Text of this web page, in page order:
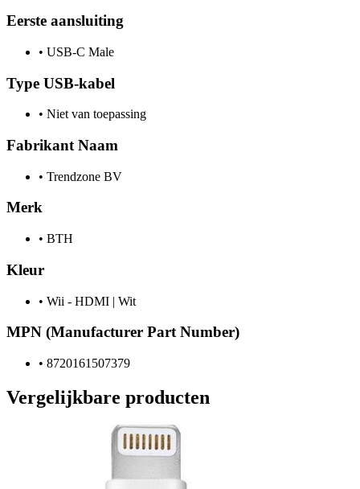
Eerste aansluiting
• USB-C Male
Type USB-kabel
• Niet van toepassing
Fabrikant Naam
• Trendzone BV
Merk
• BTH
Kleur
• Wii - HDMI | Wit
MPN (Manufacturer Part Number)
• 8720161507379
Vergelijkbare producten